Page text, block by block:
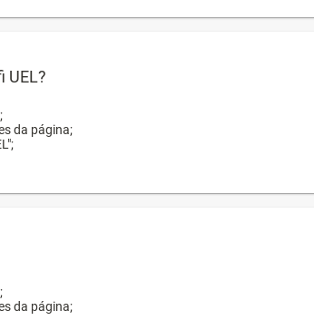
UEL?
da página;
da página;